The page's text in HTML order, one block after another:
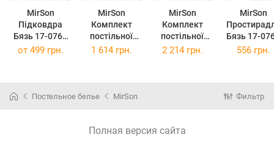
MirSon
Підковдра
Бязь 17-0769
Funny Cat 110
MirSon
Комплект
постільної
білизни
0769 Funny Cat
MirSon
Комплект
постільної
білизни King
MirSon
Бязь 17-
Funny Cat
от 499 грн. 1 614 грн. 2 214 грн. 556 грн.
Постельное белье MirSon Фильтр
Полная версия сайта